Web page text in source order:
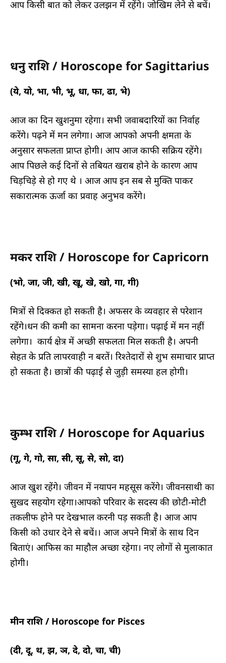
आप किसी बात को लेकर उलझन में रहेंगे। जोखिम लेने से बचें।
धनु राशि / Horoscope for Sagittarius
(ये, यो, भा, भी, भू, धा, फा, ढा, भे)
आज का दिन खुशनुमा रहेगा। सभी जवाबदारियों का निर्वाह
करेंगे। पढ़ने में मन लगेगा। आज आपको अपनी क्षमता के
अनुसार सफलता प्राप्त होगी। आप आज काफी सक्रिय रहेंगे।
आप पिछले कई दिनों से तबियत खराब होने के कारण आप
चिड़चिड़े से हो गए थे । आज आप इन सब से मुक्ति पाकर
सकारात्मक ऊर्जा का प्रवाह अनुभव करेंगे।
मकर राशि / Horoscope for Capricorn
(भो, जा, जी, खी, खू, खे, खो, गा, गी)
मित्रों से दिक्कत हो सकती है। अफसर के व्यवहार से परेशान
रहेंगे।धन की कमी का सामना करना पड़ेगा। पढ़ाई में मन नहीं
लगेगा। कार्य क्षेत्र में अच्छी सफलता मिल सकती है। अपनी
सेहत के प्रति लापरवाही न बरतें। रिश्तेदारों से शुभ समाचार प्राप्त
हो सकता है। छात्रों की पढ़ाई से जुड़ी समस्या हल होगी।
कुम्भ राशि / Horoscope for Aquarius
(गू, गे, गो, सा, सी, सू, से, सो, दा)
आज खुश रहेंगे। जीवन में नयापन महसूस करेंगे। जीवनसाथी का
सुखद सहयोग रहेगा।आपको परिवार के सदस्य की छोटी-मोटी
तकलीफ होने पर देखभाल करनी पड़ सकती है। आज आप
किसी को उधार देने से बचें।। आज अपने मित्रों के साथ दिन
बिताएं। आफिस का माहौल अच्छा रहेगा। नए लोगों से मुलाकात
होगी।
मीन राशि / Horoscope for Pisces
(दी, दू, थ, झ, ञ, दे, दो, चा, ची)